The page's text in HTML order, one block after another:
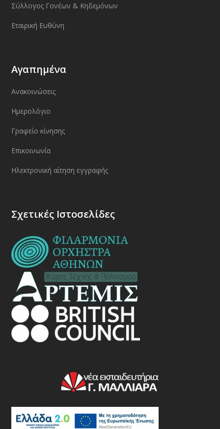
Σύλλογος Γονέων & Κηδεμόνων
Εταιρική Ευθύνη
Αγαπημένα
Ανακοινώσεις
Ημερολόγιο
Γραφείο κίνησης
Επικοινωνία
Ηλεκτρονική αίτηση εγγραφής
Σχετικές Ιστοσελίδες